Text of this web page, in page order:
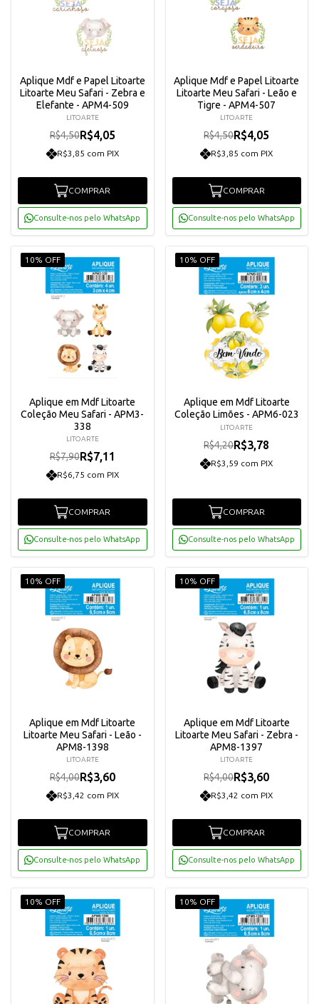
Aplique Mdf e Papel Litoarte
Litoarte Meu Safari - Zebra e
Elefante - APM4-509
LITOARTE
R$4,50R$4,05
R$3,85 com PIX
COMPRAR
Consulte-nos pelo WhatsApp
Aplique Mdf e Papel Litoarte
Litoarte Meu Safari - Leão e
Tigre - APM4-507
LITOARTE
R$4,50R$4,05
R$3,85 com PIX
COMPRAR
Consulte-nos pelo WhatsApp
10% OFF
Aplique em Mdf Litoarte
Coleção Meu Safari - APM3-
338
LITOARTE
R$7,90R$7,11
R$6,75 com PIX
COMPRAR
Consulte-nos pelo WhatsApp
10% OFF
Aplique em Mdf Litoarte
Coleção Limões - APM6-023
LITOARTE
R$4,20R$3,78
R$3,59 com PIX
COMPRAR
Consulte-nos pelo WhatsApp
10% OFF
Aplique em Mdf Litoarte
Litoarte Meu Safari - Leão -
APM8-1398
LITOARTE
R$4,00R$3,60
R$3,42 com PIX
COMPRAR
Consulte-nos pelo WhatsApp
10% OFF
Aplique em Mdf Litoarte
Litoarte Meu Safari - Zebra -
APM8-1397
LITOARTE
R$4,00R$3,60
R$3,42 com PIX
COMPRAR
Consulte-nos pelo WhatsApp
10% OFF 10% OFF